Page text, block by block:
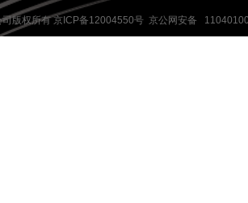
司版权所有京ICP备12004550号 京公网安备